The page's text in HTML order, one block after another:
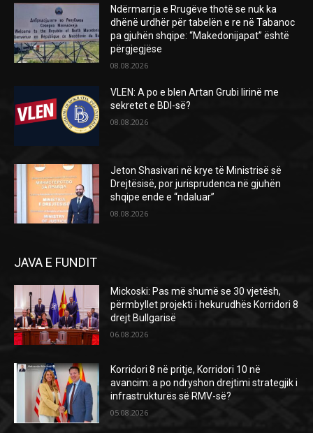
Ndërmarrja e Rrugëve thotë se nuk ka
dhënë urdhër për tabelën e re në Tabanoc
pa gjuhën shqipe: “Makedonijapat” është
përgjegjëse
08.08.2026
VLEN: A po e blen Artan Grubi lirinë me
sekretet e BDI-së?
08.08.2026
Jeton Shasivari në krye të Ministrisë së
Drejtësisë, por jurisprudenca në gjuhën
shqipe ende e “ndaluar”
08.08.2026
JAVA E FUNDIT
Mickoski: Pas më shumë se 30 vjetësh,
përmbyllet projekti i hekurudhës Korridori 8
drejt Bullgarisë
06.08.2026
Korridori 8 në pritje, Korridori 10 në
avancim: a po ndryshon drejtimi strategjik i
infrastrukturës së RMV-së?
05.08.2026